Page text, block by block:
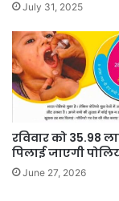
July 31, 2025
रविवार को 35.98
पिलाई जाएगी
June 27, 2026